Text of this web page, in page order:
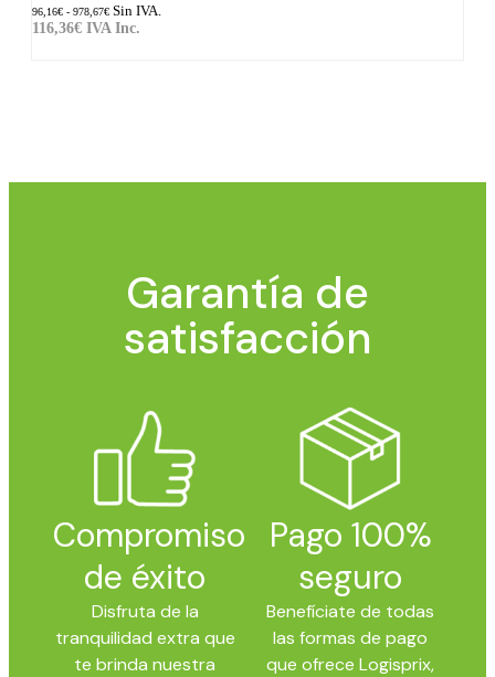
96,16€ - 978,67€ Sin IVA.
116,36€ IVA Inc.
Garantía de
satisfacción
Compromiso
de éxito
Disfruta de la
tranquilidad extra que
te brinda nuestra
Pago 100%
seguro
Benefíciate de todas
las formas de pago
que ofrece Logisprix,